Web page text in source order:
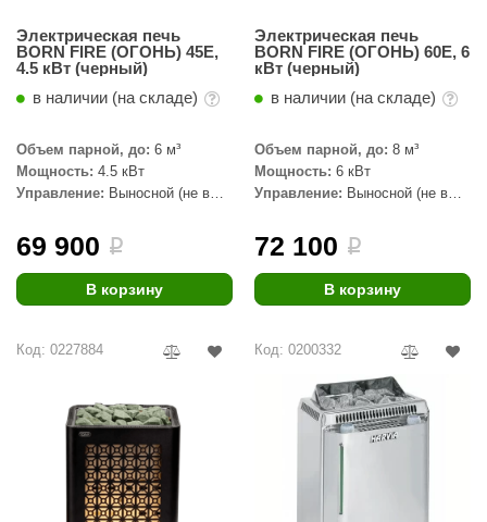
Электрическая печь
BORN FIRE (ОГОНЬ) 45E,
4.5 кВт (черный)
в наличии (на складе)
Объем парной, до: 6 м³
Мощность: 4.5 кВт
Управление: Выносной (не в
69 900 i
В корзину
Электрическая печь
BORN FIRE (ОГОНЬ) 60E, 6
кВт (черный)
в наличии (на складе)
Объем парной, до: 8 м³
Мощность: 6 кВт
Управление: Выносной (не в
72 100 i
В корзину
Код: 0227884 Код: 0200332